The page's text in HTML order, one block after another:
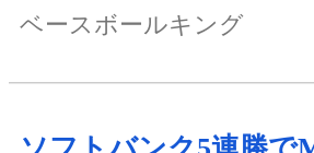
ベースボールキング